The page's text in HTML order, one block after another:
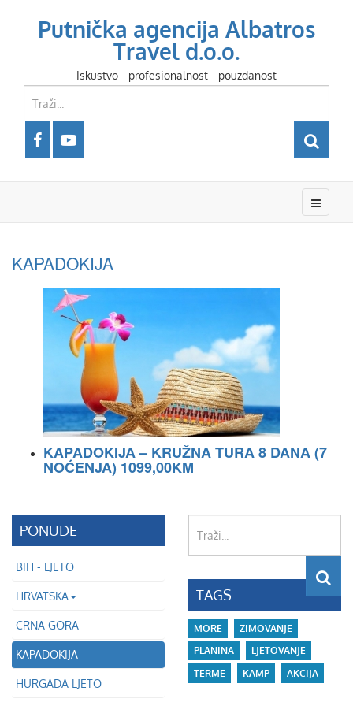
Putnička agencija Albatros
Travel d.o.o.
Iskustvo - profesionalnost - pouzdanost
KAPADOKIJA
KAPADOKIJA – KRUŽNA TURA 8 DANA (7
NOĆENJA) 1099,00KM
PONUDE
BIH - LJETO
HRVATSKA
CRNA GORA
KAPADOKIJA
HURGADA LJETO
TAGS
MORE
ZIMOVANJE
PLANINA
LJETOVANJE
TERME
KAMP AKCIJA